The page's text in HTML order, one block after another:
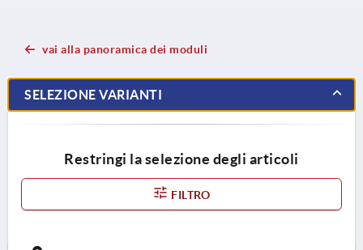
vai alla panoramica dei moduli
SELEZIONE VARIANTI
Restringi la selezione degli articoli
FILTRO